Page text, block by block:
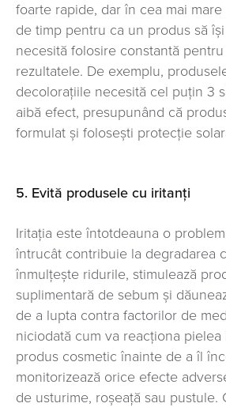
foarte rapide, dar în cea mai
de timp pentru ca un produs să
necesită folosire constantă
rezultatele. De exemplu,
decolorațiile necesită cel puțin 3
aibă efect, presupunând că
formulat și folosești protecție
5. Evită produsele cu iritanți
Iritația este întotdeauna o
întrucât contribuie la degradarea
înmulțește ridurile, stimulează
suplimentară de sebum și
de a lupta contra factorilor de
niciodată cum va reacționa pielea
produs cosmetic înainte de a îl
monitorizează orice efecte
de usturime, roșeață sau pustule.